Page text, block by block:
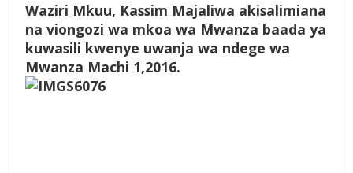
Waziri Mkuu, Kassim Majaliwa akisalimiana
na viongozi wa mkoa wa Mwanza baada ya
kuwasili kwenye uwanja wa ndege wa
Mwanza Machi 1,2016.